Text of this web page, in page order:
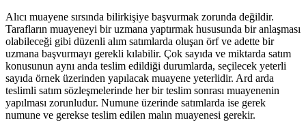
Alıcı muayene sırsında bilirkişiye başvurmak zorunda değildir.
Tarafların muayeneyi bir uzmana yaptırmak hususunda bir anlaşması
olabileceği gibi düzenli alım satımlarda oluşan örf ve adette bir
uzmana başvurmayı gerekli kılabilir. Çok sayıda ve miktarda satım
konusunun aynı anda teslim edildiği durumlarda, seçilecek yeterli
sayıda örnek üzerinden yapılacak muayene yeterlidir. Ard arda
teslimli satım sözleşmelerinde her bir teslim sonrası muayenenin
yapılması zorunludur. Numune üzerinde satımlarda ise gerek
numune ve gerekse teslim edilen malın muayenesi gerekir.